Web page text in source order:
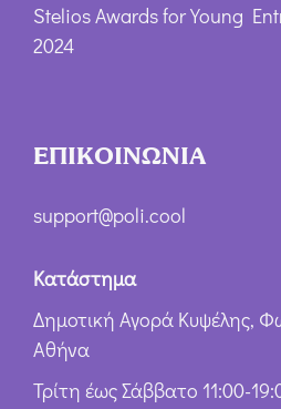
Stelios Awards for Young
2024
ΕΠΙΚΟΙΝΩΝΙΑ
support@poli.cool
Κατάστημα
Δημοτική Αγορά Κυψέλης,
Αθήνα
Τρίτη έως Σάββατο 11:00-